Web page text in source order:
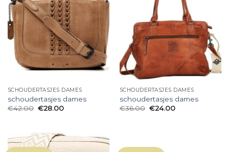
SCHOUDERTASJES DAMES
schoudertasjes dames
€42.00 €28.00
SCHOUDERTASJES DAMES
schoudertasjes dames
€36.00 €24.00